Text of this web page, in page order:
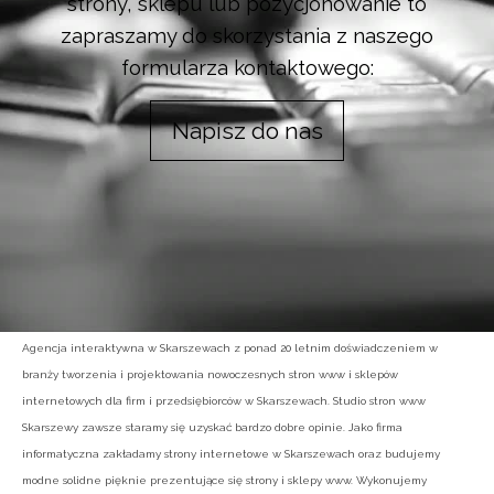
zapraszamy do skorzystania z naszego
formularza kontaktowego:
Napisz do nas
Agencja interaktywna w Skarszewach z ponad 20 letnim doświadczeniem w
branży tworzenia i projektowania nowoczesnych stron www i sklepów
internetowych dla firm i przedsiębiorców w Skarszewach. Studio stron www
Skarszewy zawsze staramy się uzyskać bardzo dobre opinie. Jako firma
informatyczna zakładamy strony internetowe w Skarszewach oraz budujemy
modne solidne pięknie prezentujące się strony i sklepy www. Wykonujemy